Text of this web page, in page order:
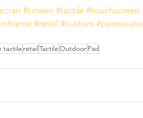
#screen #tactile #touchscreen
#retail #custom
tactile retailTactileOutdoorPad